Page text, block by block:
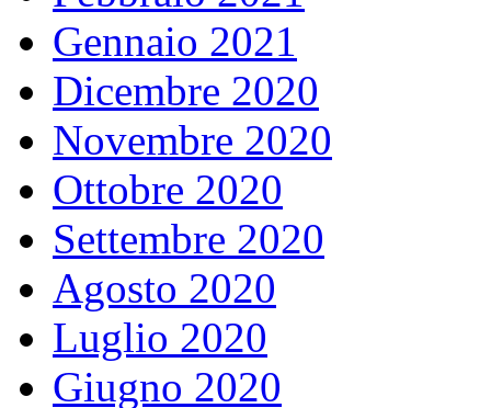
Gennaio 2021
Dicembre 2020
Novembre 2020
Ottobre 2020
Settembre 2020
Agosto 2020
Luglio 2020
Giugno 2020